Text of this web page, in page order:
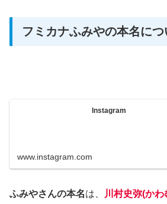
フミカナふみやの本名につ
Instagram
www.instagram.com
ふみやさんの本名は、 川村史弥(か